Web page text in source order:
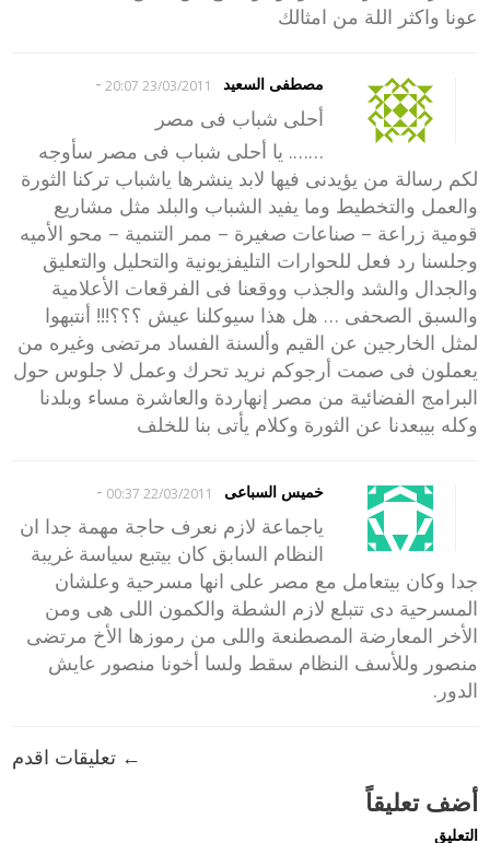
عونا واكثر اللة من امثالك
مصطفى السعيد 23/03/2011 20:07
-
أحلى شباب فى مصر
……. يا أحلى شباب فى مصر سأوجه
لكم رسالة من يؤيدنى فيها لابد ينشرها ياشباب تركنا الثورة
والعمل والتخطيط وما يفيد الشباب والبلد مثل مشاريع
قومية زراعة – صناعات صغيرة – ممر التنمية – محو الأميه
وجلسنا رد فعل للحوارات التليفزيونية والتحليل والتعليق
والجدال والشد والجذب ووقعنا فى الفرقعات الأعلامية
والسبق الصحفى … هل هذا سيوكلنا عيش ؟؟؟!!! أنتبهوا
لمثل الخارجين عن القيم وألسنة الفساد مرتضى وغيره من
يعملون فى صمت أرجوكم نريد تحرك وعمل لا جلوس حول
البرامج الفضائية من مصر إنهاردة والعاشرة مساء وبلدنا
وكله بيبعدنا عن الثورة وكلام يأتى بنا للخلف
خميس السباعى 22/03/2011 00:37
-
ياجماعة لازم نعرف حاجة مهمة جدا ان
النظام السابق كان بيتبع سياسة غريبة
جدا وكان بيتعامل مع مصر على انها مسرحية وعلشان
المسرحية دى تتبلع لازم الشطة والكمون اللى هى ومن
الأخر المعارضة المصطنعة واللى من رموزها الأخ مرتضى
منصور وللأسف النظام سقط ولسا أخونا منصور عايش
الدور.
← تعليقات اقدم
أضف تعليقاً
التعليق